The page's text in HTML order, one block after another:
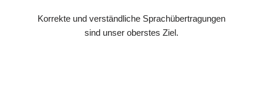
Korrekte und verständliche Sprachübertragungen
sind unser oberstes Ziel.